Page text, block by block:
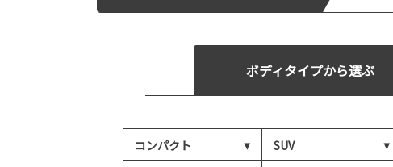
ボディタイプから選ぶ
コンパクト SUV